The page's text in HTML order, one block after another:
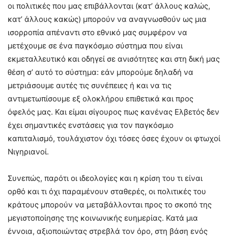
οι πολιτικές που μας επιβάλλονται (κατ’ άλλους καλώς,
κατ’ άλλους κακώς) μπορούν να αναγνωσθούν ως μια
ισορροπία απέναντι στο εθνικό μας συμφέρον να
μετέχουμε σε ένα παγκόσμιο σύστημα που είναι
εκμεταλλευτικό και οδηγεί σε ανισότητες και στη δική μας
θέση σ’ αυτό το σύστημα: εάν μπορούμε δηλαδή να
μετριάσουμε αυτές τις συνέπειες ή και να τις
αντιμετωπίσουμε εξ ολοκλήρου επιθετικά και προς
όφελός μας. Και είμαι σίγουρος πως κανένας Ελβετός δεν
έχει σημαντικές ενστάσεις για τον παγκόσμιο
καπιταλισμό, τουλάχιστον όχι τόσες όσες έχουν οι φτωχοί
Νιγηριανοί.
Συνεπώς, παρότι οι ιδεολογίες και η κρίση του τι είναι
ορθό και τι όχι παραμένουν σταθερές, οι πολιτικές του
κράτους μπορούν να μεταβάλλονται προς το σκοπό της
μεγιστοποίησης της κοινωνικής ευημερίας. Κατά μια
έννοια, αξιοποιώντας στρεβλά τον όρο, στη βάση ενός